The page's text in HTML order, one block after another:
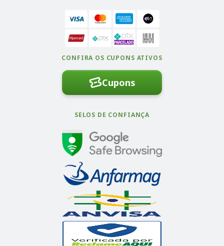
CONFIRA OS CUPONS ATIVOS
Cupons
SELOS DE CONFIANÇA